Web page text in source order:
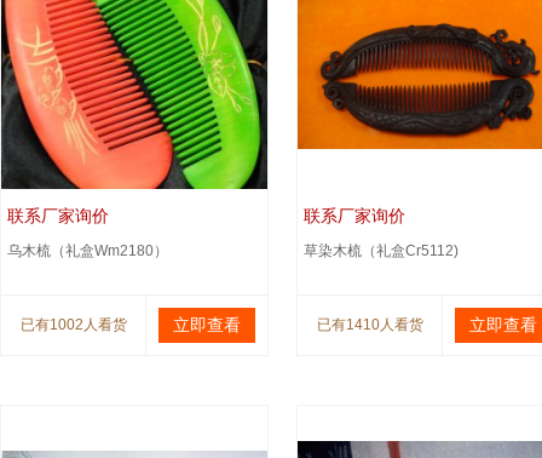
联系厂家询价
乌木梳（礼盒Wm2180）
已有1002人看货 立即查看
联系厂家询价
草染木梳（礼盒Cr5112)
已有1410人看货 立即查看